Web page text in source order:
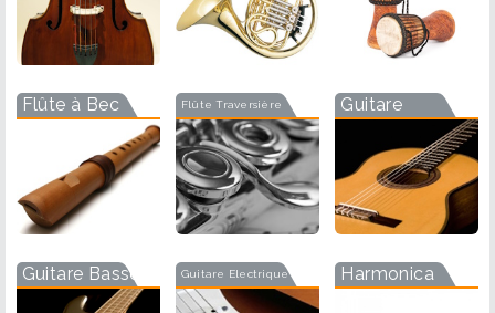
Flûte à Bec Flûte Traversière Guitare
Guitare Basse Guitare Electrique Harmonica